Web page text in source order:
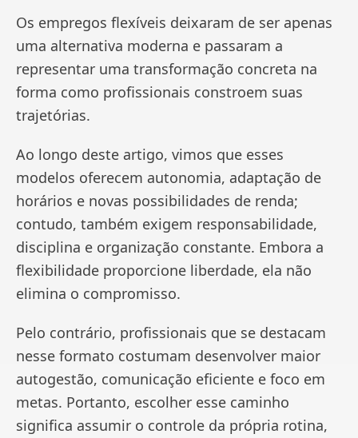
Os empregos flexíveis deixaram de ser apenas
uma alternativa moderna e passaram a
representar uma transformação concreta na
forma como profissionais constroem suas
trajetórias.
Ao longo deste artigo, vimos que esses
modelos oferecem autonomia, adaptação de
horários e novas possibilidades de renda;
contudo, também exigem responsabilidade,
disciplina e organização constante. Embora a
flexibilidade proporcione liberdade, ela não
elimina o compromisso.
Pelo contrário, profissionais que se destacam
nesse formato costumam desenvolver maior
autogestão, comunicação eficiente e foco em
metas. Portanto, escolher esse caminho
significa assumir o controle da própria rotina,